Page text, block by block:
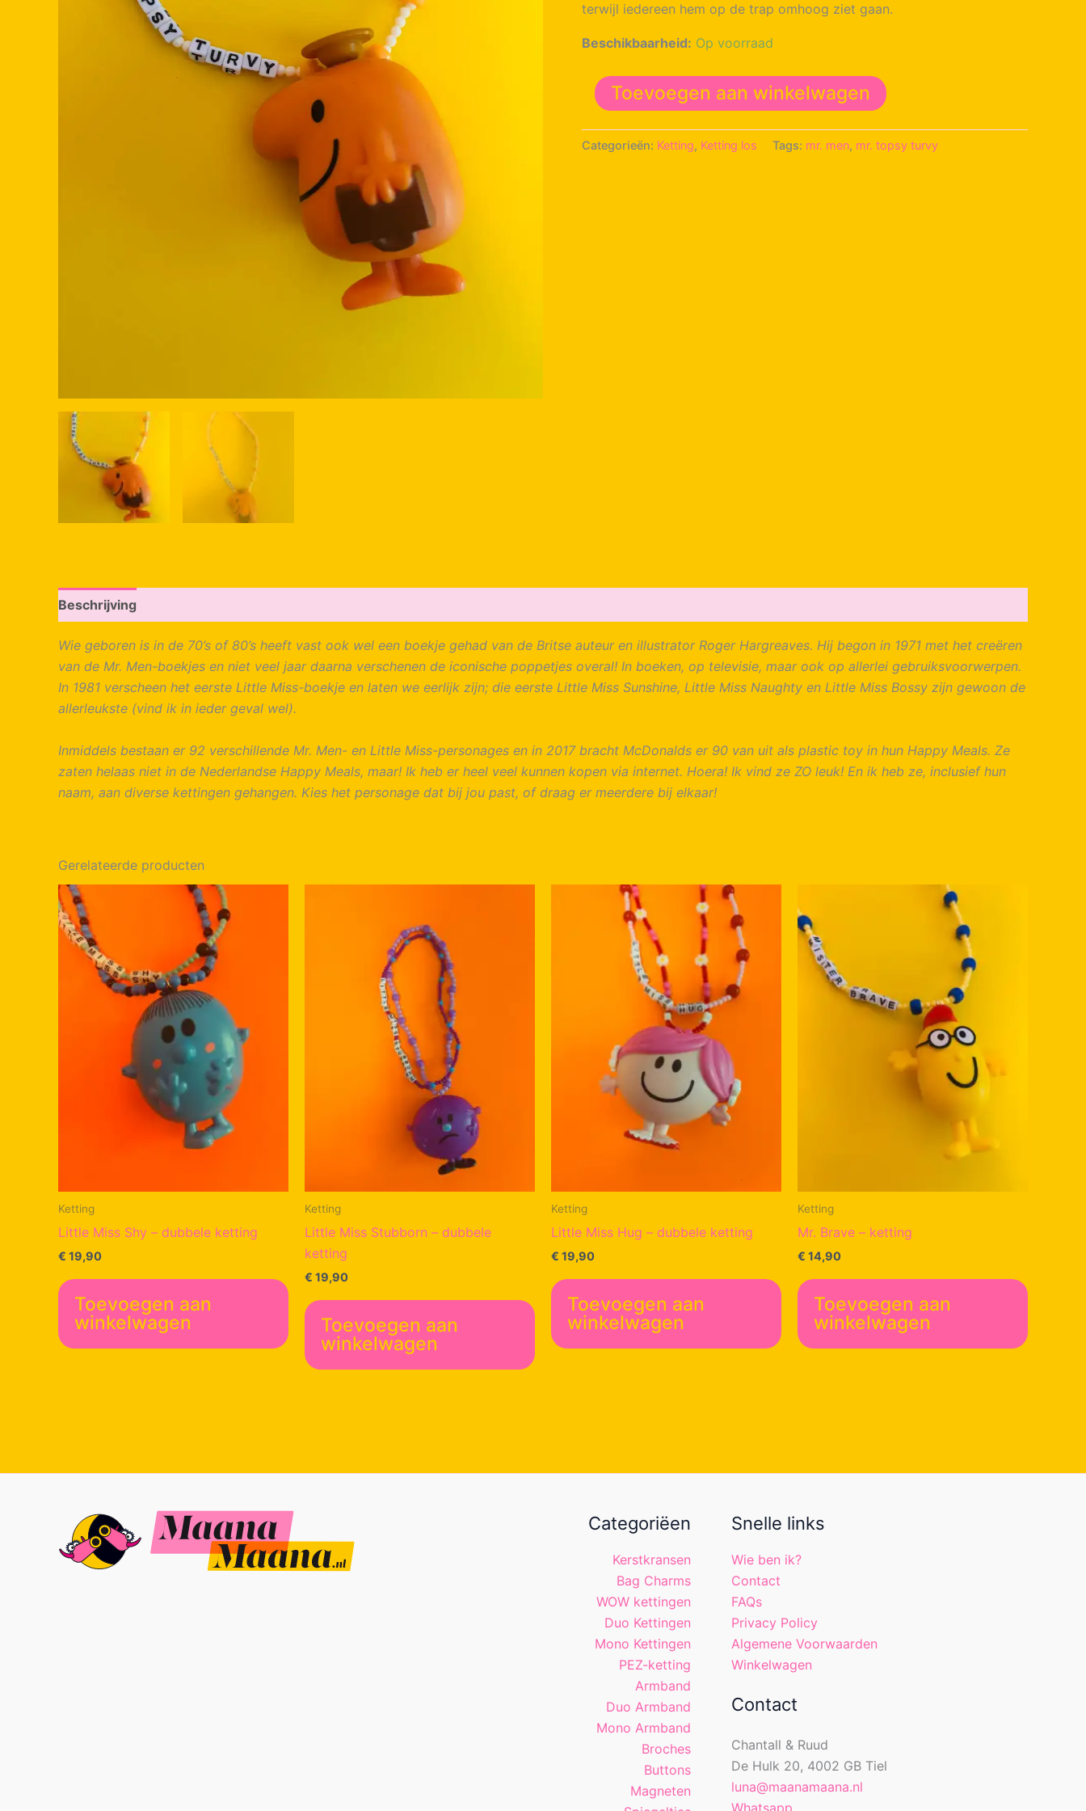
terwijl iedereen hem op de trap omhoog ziet gaan.
Beschikbaarheid: Op voorraad
Mr.
Topsy
Turvy
-
ketting
Toevoegen aan winkelwagen
Categorieën: Ketting, Ketting los Tags: mr. men, mr. topsy turvy
Beschrijving
Wie geboren is in de 70’s of 80’s heeft vast ook wel een boekje gehad van de Britse auteur en illustrator Roger Hargreaves. Hij begon in 1971 met het creëren
van de Mr. Men-boekjes en niet veel jaar daarna verschenen de iconische poppetjes overal! In boeken, op televisie, maar ook op allerlei gebruiksvoorwerpen.
In 1981 verscheen het eerste Little Miss-boekje en laten we eerlijk zijn; die eerste Little Miss Sunshine, Little Miss Naughty en Little Miss Bossy zijn gewoon de
allerleukste (vind ik in ieder geval wel).
Inmiddels bestaan er 92 verschillende Mr. Men- en Little Miss-personages en in 2017 bracht McDonalds er 90 van uit als plastic toy in hun Happy Meals. Ze
zaten helaas niet in de Nederlandse Happy Meals, maar! Ik heb er heel veel kunnen kopen via internet. Hoera! Ik vind ze ZO leuk! En ik heb ze, inclusief hun
naam, aan diverse kettingen gehangen. Kies het personage dat bij jou past, of draag er meerdere bij elkaar!
Gerelateerde producten
Ketting
Little Miss Shy – dubbele ketting
€ 19,90
Toevoegen aan
winkelwagen
Ketting
Little Miss Stubborn – dubbele
ketting
€ 19,90
Toevoegen aan
winkelwagen
Ketting
Little Miss Hug – dubbele ketting
€ 19,90
Toevoegen aan
winkelwagen
Ketting
Mr. Brave – ketting
€ 14,90
Toevoegen aan
winkelwagen
Categoriëen
Kerstkransen
Bag Charms
WOW kettingen
Duo Kettingen
Mono Kettingen
PEZ-ketting
Armband
Duo Armband
Mono Armband
Broches
Buttons
Magneten
Snelle links
Wie ben ik?
Contact
FAQs
Privacy Policy
Algemene Voorwaarden
Winkelwagen
Contact
Chantall & Ruud
De Hulk 20, 4002 GB Tiel
luna@maanamaana.nl
Whatsapp